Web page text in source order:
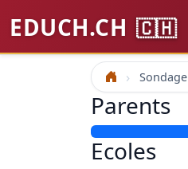
EDUCH.CH 🇨🇭
Accueil Sondage
Parents
Ecoles